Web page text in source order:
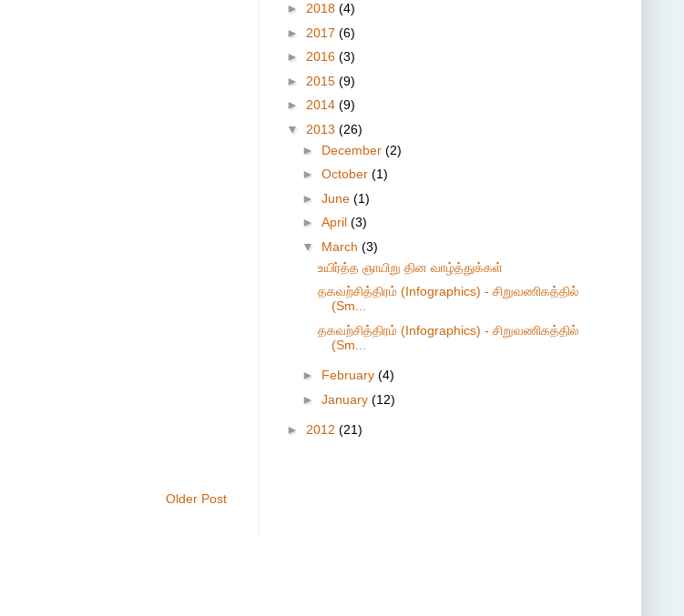
Older Post
► 2018 (4)
► 2017 (6)
► 2016 (3)
► 2015 (9)
► 2014 (9)
▼ 2013 (26)
► December (2)
► October (1)
► June (1)
► April (3)
▼ March (3)
உயிர்த்த ஞாயிறு தின வாழ்த்துக்கள்
தகவற்சித்திரம் (Infographics) - சிறுவணிகத்தில்
(Sm...
தகவற்சித்திரம் (Infographics) - சிறுவணிகத்தில்
(Sm...
► February (4)
► January (12)
► 2012 (21)